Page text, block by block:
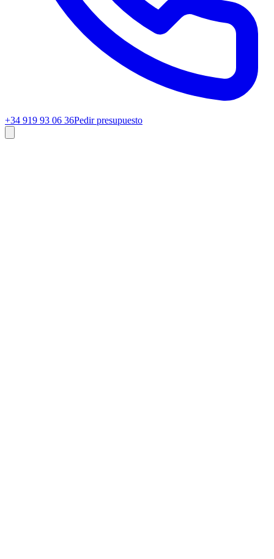
+34 919 93 06 36Pedir presupuesto